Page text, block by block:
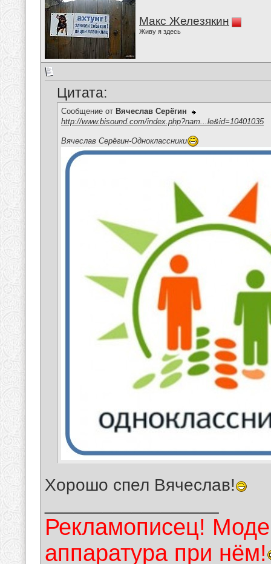
Макс Железякин
Живу я здесь
Цитата:
Сообщение от Вячеслав Серёгин
http://www.bisound.com/index.php?nam...le&id=10401035
Вячеслав Серёгин-Одноклассники
Хорошо спел Вячеслав!
Рекламописец!
аппаратура при нём!